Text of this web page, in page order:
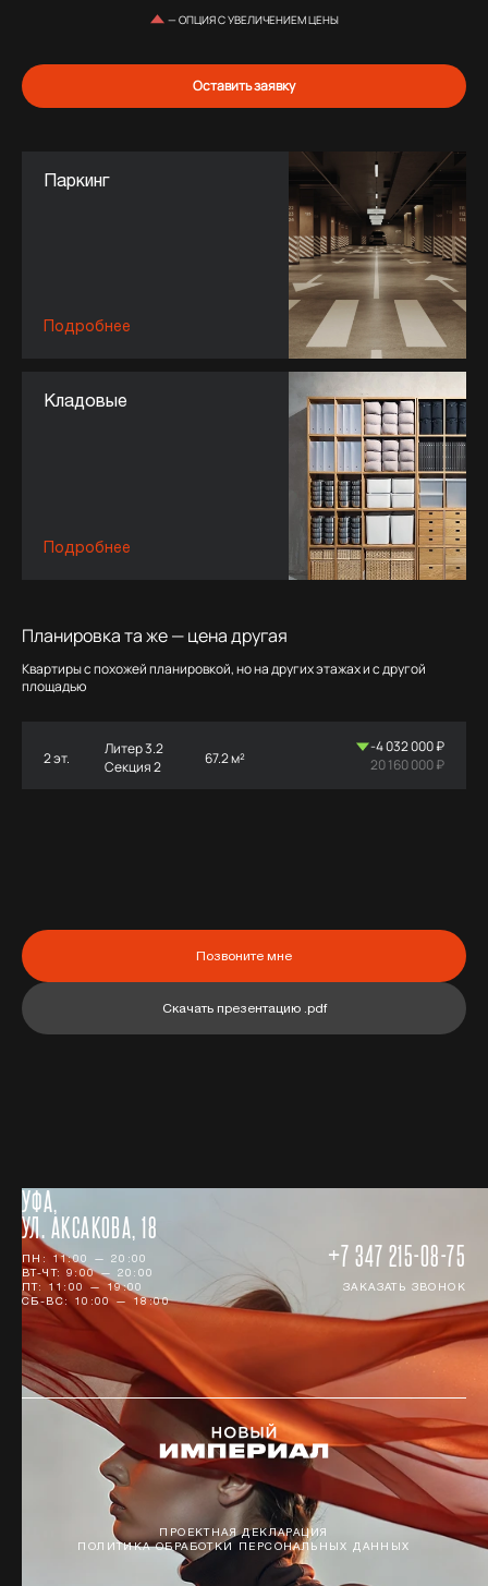
— ОПЦИЯ С УВЕЛИЧЕНИЕМ ЦЕНЫ
Оставить заявку
Паркинг
Подробнее
Кладовые
Подробнее
Планировка та же — цена другая
Квартиры с похожей планировкой, но на других этажах и с другой
площадью
2 эт.
Литер 3.2
Секция 2
67.2 м²
-4 032 000 ₽
20 160 000 ₽
Позвоните мне
Скачать презентацию .pdf
УФА,
УЛ. АКСАКОВА, 18
ПН: 11:00 — 20:00
ВТ-ЧТ: 9:00 — 20:00
ПТ: 11:00 — 19:00
СБ-ВС: 10:00 — 18:00
+7 347 215-08-75
ЗАКАЗАТЬ ЗВОНОК
ПРОЕКТНАЯ ДЕКЛАРАЦИЯ
ПОЛИТИКА ОБРАБОТКИ ПЕРСОНАЛЬНЫХ ДАННЫХ